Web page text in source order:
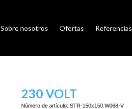
Sobre nosotros Ofertas Referencias
230 VOLT
Número de artículo: STR-150x150.W068-V